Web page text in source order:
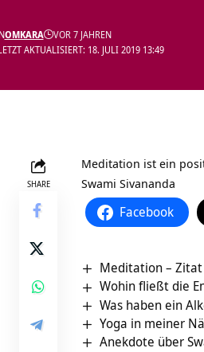
AKTUALISIERT: 18. JULI 2019 13:49
OMKARA VOR 7 JAHREN
SHARE
Meditation ist ein
Swami Sivananda
Facebook
Meditation – Zitat
Wohin fließt die
Was haben ein
Yoga in meiner
Anekdote über